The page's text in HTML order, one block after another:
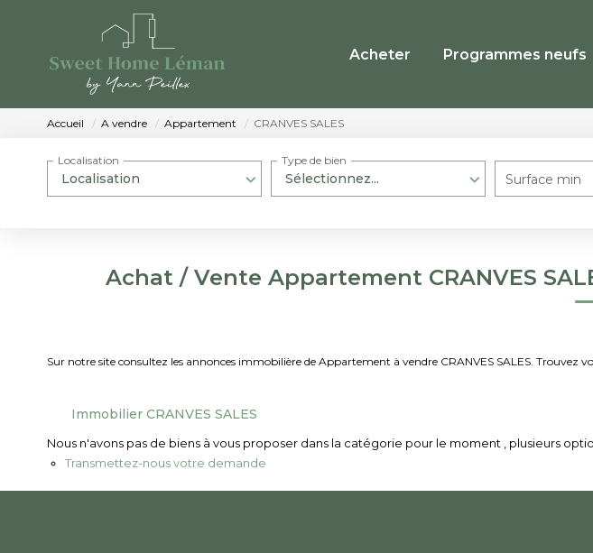
Acheter Programmes neufs
Accueil A vendre Appartement CRANVES SALES
Localisation
Localisation
Sélectionnez...
Type de bien
Surface min
Achat / Vente Appartement CRANVES
Sur notre site consultez les annonces immobilière de Appartement à vendre CRANVES SALES. Trouvez
Immobilier CRANVES SALES
Nous n'avons pas de biens à vous proposer dans la catégorie pour le moment , plusieurs
Transmettez-nous votre demande